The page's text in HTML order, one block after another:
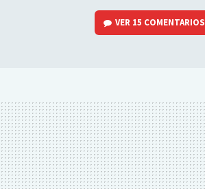
VER 15 COMENTARIOS